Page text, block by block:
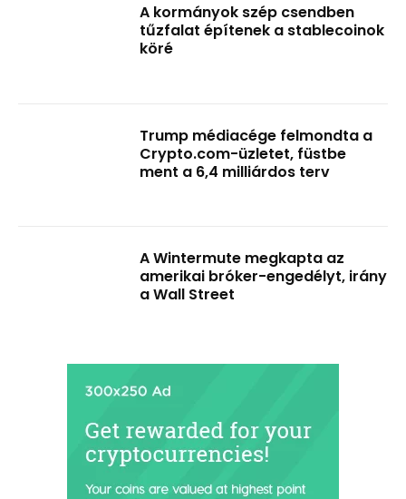
A kormányok szép csendben
tűzfalat építenek a stablecoinok
köré
Trump médiacége felmondta a
Crypto.com-üzletet, füstbe
ment a 6,4 milliárdos terv
A Wintermute megkapta az
amerikai bróker-engedélyt, irány
a Wall Street